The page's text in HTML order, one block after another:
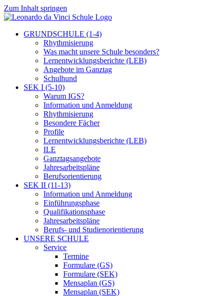
Zum Inhalt springen
GRUNDSCHULE (1-4)
Rhythmisierung
Was macht unsere Schule besonders?
Lernentwicklungsberichte (LEB)
Angebote im Ganztag
Schulhund
SEK I (5-10)
Warum IGS?
Information und Anmeldung
Rhythmisierung
Besondere Fächer
Profile
Lernentwicklungsberichte (LEB)
ILE
Ganztagsangebote
Jahresarbeitspläne
Berufsorientierung
SEK II (11-13)
Information und Anmeldung
Einführungsphase
Qualifikationsphase
Jahresarbeitspläne
Berufs- und Studienorientierung
UNSERE SCHULE
Service
Termine
Formulare (GS)
Formulare (SEK)
Mensaplan (GS)
Mensaplan (SEK)